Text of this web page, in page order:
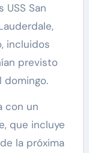
San
incluidos
previsto
domingo.
con un
que incluye
la próxima